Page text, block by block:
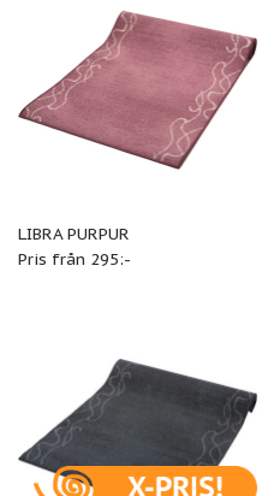
LIBRA PURPUR
Pris från 295:-